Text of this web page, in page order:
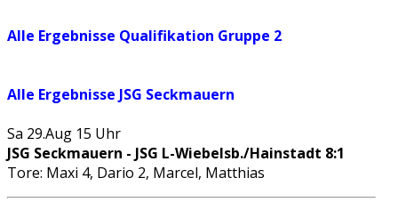
Alle Ergebnisse Qualifikation Gruppe 2
Alle Ergebnisse JSG Seckmauern
Sa 29.Aug 15 Uhr
JSG Seckmauern - JSG L-Wiebelsb./Hainstadt 8:1
Tore: Maxi 4, Dario 2, Marcel, Matthias